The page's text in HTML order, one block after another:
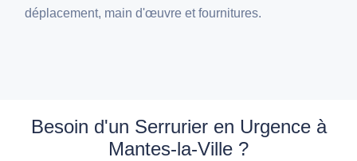
déplacement, main d'œuvre et fournitures.
Besoin d'un Serrurier en Urgence à
Mantes-la-Ville ?